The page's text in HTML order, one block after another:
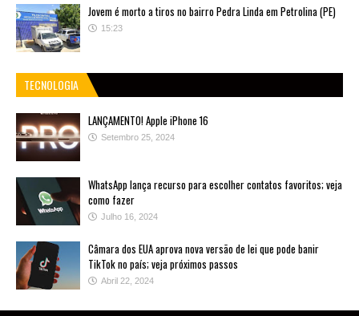
Jovem é morto a tiros no bairro Pedra Linda em Petrolina (PE)
15:23
TECNOLOGIA
LANÇAMENTO! Apple iPhone 16
Setembro 25, 2024
WhatsApp lança recurso para escolher contatos favoritos; veja
como fazer
Julho 16, 2024
Câmara dos EUA aprova nova versão de lei que pode banir
TikTok no país; veja próximos passos
Abril 22, 2024